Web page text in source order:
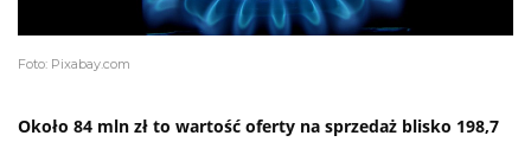
Foto: Pixabay.com
Około 84 mln zł to wartość oferty na sprzedaż blisko 198,7